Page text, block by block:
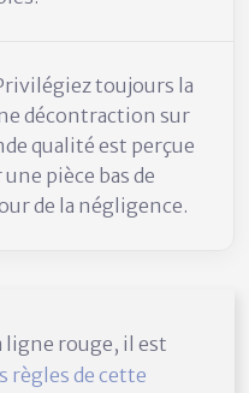
toujours la
décontraction sur
qualité est perçue
pièce bas de
de la négligence.
ligne rouge, il est
règles de cette